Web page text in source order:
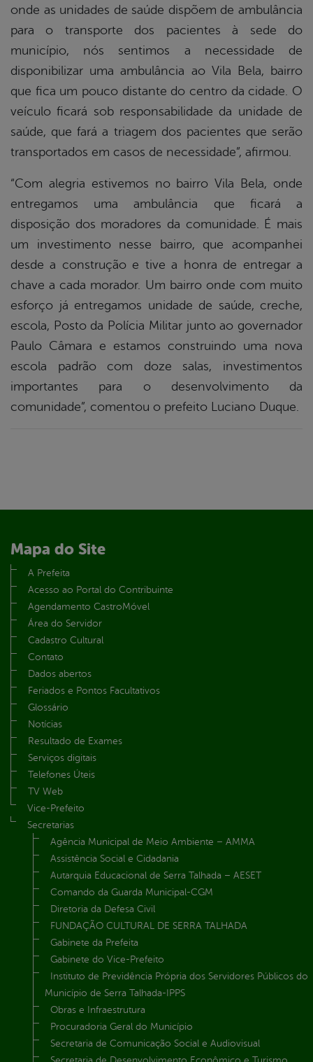
onde as unidades de saúde dispõem de ambulância
para o transporte dos pacientes à sede do
município, nós sentimos a necessidade de
disponibilizar uma ambulância ao Vila Bela, bairro
que fica um pouco distante do centro da cidade. O
veículo ficará sob responsabilidade da unidade de
saúde, que fará a triagem dos pacientes que serão
transportados em casos de necessidade”, afirmou.
“Com alegria estivemos no bairro Vila Bela, onde
entregamos uma ambulância que ficará a
disposição dos moradores da comunidade. É mais
um investimento nesse bairro, que acompanhei
desde a construção e tive a honra de entregar a
chave a cada morador. Um bairro onde com muito
esforço já entregamos unidade de saúde, creche,
escola, Posto da Polícia Militar junto ao governador
Paulo Câmara e estamos construindo uma nova
escola padrão com doze salas, investimentos
importantes para o desenvolvimento da
comunidade”, comentou o prefeito Luciano Duque.
Mapa do Site
A Prefeita
Acesso ao Portal do Contribuinte
Agendamento CastroMóvel
Área do Servidor
Cadastro Cultural
Contato
Dados abertos
Feriados e Pontos Facultativos
Glossário
Notícias
Resultado de Exames
Serviços digitais
Telefones Úteis
TV Web
Vice-Prefeito
Secretarias
Agência Municipal de Meio Ambiente – AMMA
Assistência Social e Cidadania
Autarquia Educacional de Serra Talhada – AESET
Comando da Guarda Municipal-CGM
Diretoria da Defesa Civil
FUNDAÇÃO CULTURAL DE SERRA TALHADA
Gabinete da Prefeita
Gabinete do Vice-Prefeito
Instituto de Previdência Própria dos Servidores Públicos do
Município de Serra Talhada-IPPS
Obras e Infraestrutura
Procuradoria Geral do Município
Secretaria de Comunicação Social e Audiovisual